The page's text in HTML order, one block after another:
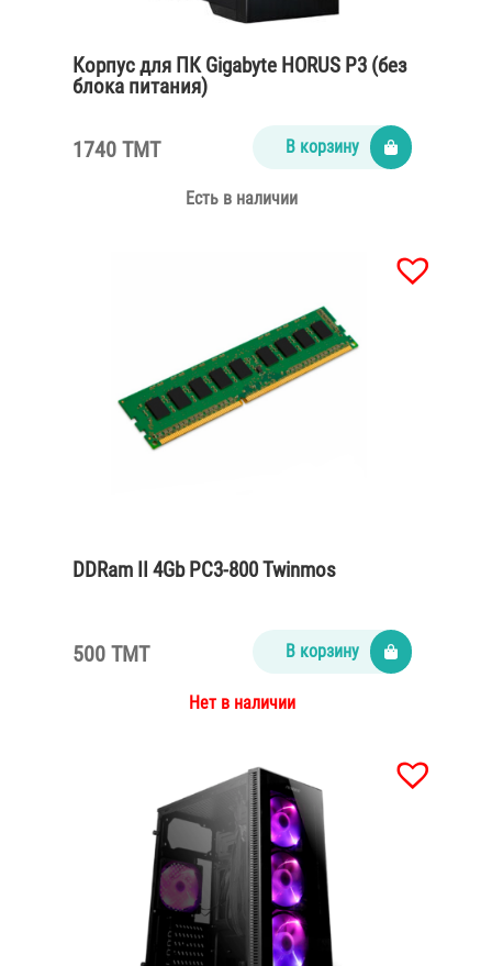
Корпус для ПК Gigabyte HORUS P3 (без
блока питания)
1740 TMT В корзину
Есть в наличии
DDRam II 4Gb PC3-800 Twinmos
500 TMT В корзину
Нет в наличии